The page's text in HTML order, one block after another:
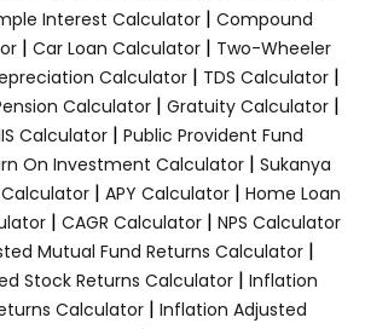
Interest Calculator| Compound
| Car Loan Calculator| Two-Wheeler
Calculator| TDS Calculator|
Calculator| Gratuity Calculator|
Calculator| Public Provident Fund
On Investment Calculator| Sukanya
| APY Calculator| Home Loan
| CAGR Calculator | NPS Calculator
Mutual Fund Returns Calculator |
Stock Returns Calculator| Inflation
Calculator| Inflation Adjusted